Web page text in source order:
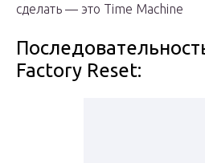
сделать — это Time Machine
Factory Reset: